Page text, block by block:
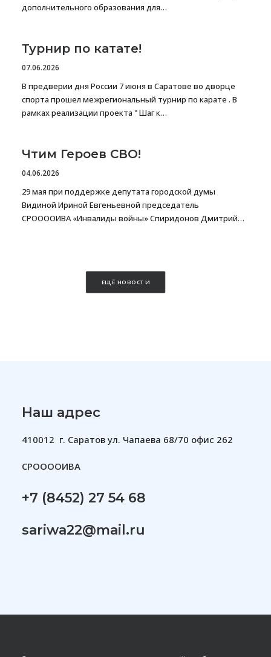
дополнительного образования для…
Турнир по катате!
07.06.2026
В предверии дня России 7 июня в Саратове во дворце
спорта прошел межрегиональный турнир по карате . В
рамках реализации проекта " Шаг к…
Чтим Героев СВО!
04.06.2026
29 мая при поддержке депутата городской думы
Видиной Ириной Евгеньевной председатель
СРООООИВА «Инвалиды войны» Спиридонов Дмитрий…
ЕЩЁ НОВОСТИ
Наш адрес
410012 г. Саратов ул. Чапаева 68/70 офис 262
СРООООИВА
+7 (8452) 27 54 68
sariwa22@mail.ru